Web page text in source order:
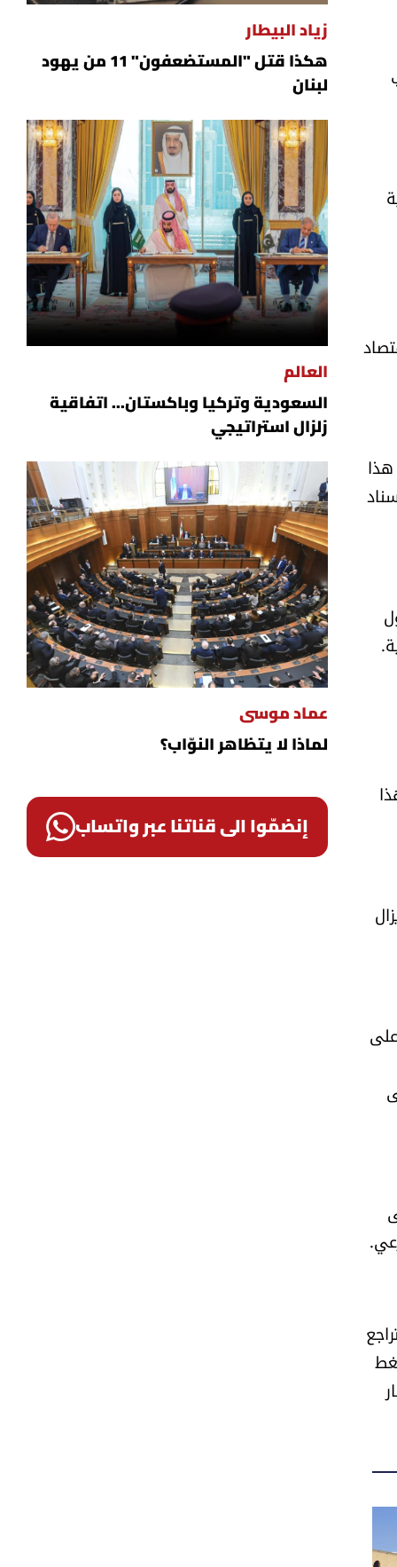
زياد البيطار
هكذا قتل "المستضعفون" 11 من يهود
لبنان
العالم
السعودية وتركيا وباكستان... اتفاقية
زلزال استراتيجي
عماد موسى
لماذا لا يتظاهر النوّاب؟
إنضمّوا الى قناتنا عبر واتساب